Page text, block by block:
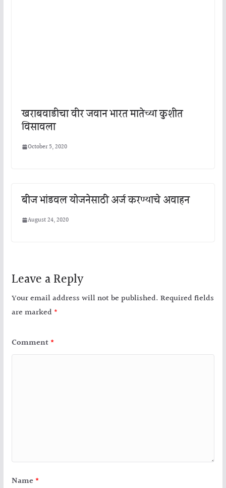
खराबवाडीचा वीर जवान भारत मातेच्या कुशीत
विसावला
October 5, 2020
बीज भांडवल योजनेसाठी अर्ज करण्याचे अवाहन
August 24, 2020
Leave a Reply
Your email address will not be published. Required fields
are marked *
Comment *
Name *